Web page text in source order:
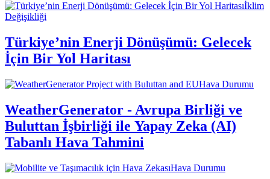
İklim
Değişikliği
Türkiye’nin Enerji Dönüşümü: Gelecek
İçin Bir Yol Haritası
Hava Durumu
WeatherGenerator - Avrupa Birliği ve
Buluttan İşbirliği ile Yapay Zeka (AI)
Tabanlı Hava Tahmini
Hava Durumu